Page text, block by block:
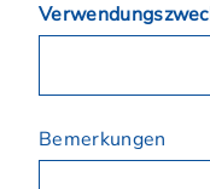
Bemerkungen